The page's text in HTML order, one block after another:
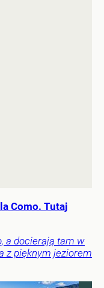
Como. Tutaj
a docierają tam w
z pięknym jeziorem